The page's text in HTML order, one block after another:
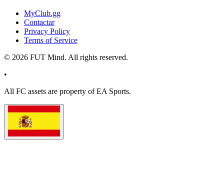
MyClub.gg
Contactar
Privacy Policy
Terms of Service
© 2026 FUT Mind. All rights reserved.
•
All FC assets are property of EA Sports.